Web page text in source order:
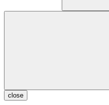
close